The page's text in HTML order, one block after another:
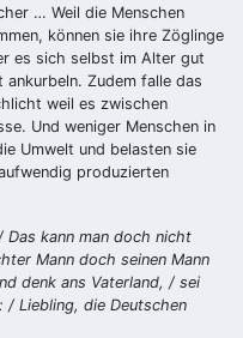
… Weil die Menschen
können sie ihre Zöglinge
es sich selbst im Alter gut
Zudem falle das
weil es zwischen
Und weniger Menschen in
Umwelt und belasten sie
produzierten
Das kann man doch nicht
Mann doch seinen Mann
denk ans Vaterland, / sei
/ Liebling, die Deutschen